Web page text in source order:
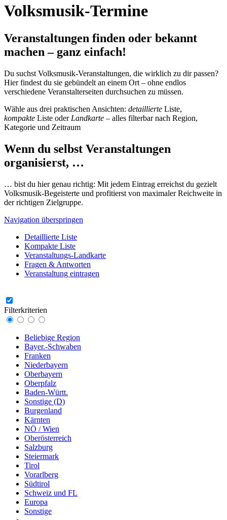
Volksmusik-Termine
Veranstaltungen finden oder bekannt
machen – ganz einfach!
Du suchst Volksmusik-Veranstaltungen, die wirklich zu dir passen?
Hier findest du sie gebündelt an einem Ort – ohne endlos
verschiedene Veranstalterseiten durchsuchen zu müssen.
Wähle aus drei praktischen Ansichten: detaillierte Liste,
kompakte Liste oder Landkarte – alles filterbar nach Region,
Kategorie und Zeitraum
Wenn du selbst Veranstaltungen
organisierst, …
… bist du hier genau richtig: Mit jedem Eintrag erreichst du gezielt
Volksmusik-Begeisterte und profitierst von maximaler Reichweite in
der richtigen Zielgruppe.
Navigation überspringen
Detaillierte Liste
Kompakte Liste
Veranstaltungs-Landkarte
Fragen & Antworten
Veranstaltung eintragen
Filterkriterien
Beliebige Region
Bayer.-Schwaben
Franken
Niederbayern
Oberbayern
Oberpfalz
Baden-Württ.
Sonstige (D)
Burgenland
Kärnten
NÖ / Wien
Oberösterreich
Salzburg
Steiermark
Tirol
Vorarlberg
Südtirol
Schweiz und FL
Europa
Sonstige